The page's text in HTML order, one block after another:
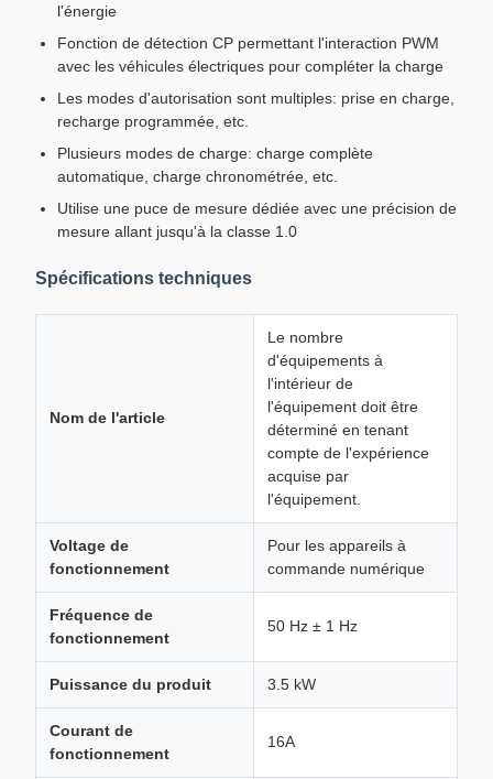
l'énergie
Fonction de détection CP permettant l'interaction PWM
avec les véhicules électriques pour compléter la charge
Les modes d'autorisation sont multiples: prise en charge,
recharge programmée, etc.
Plusieurs modes de charge: charge complète
automatique, charge chronométrée, etc.
Utilise une puce de mesure dédiée avec une précision de
mesure allant jusqu'à la classe 1.0
Spécifications techniques
Nom de l'article
Le nombre
d'équipements à
l'intérieur de
l'équipement doit être
déterminé en tenant
compte de l'expérience
acquise par
l'équipement.
Voltage de
fonctionnement
Pour les appareils à
commande numérique
Fréquence de
fonctionnement
50 Hz ± 1 Hz
Puissance du produit 3.5 kW
Courant de
fonctionnement
16A